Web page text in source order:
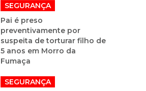
SEGURANÇA
Pai é preso
preventivamente por
suspeita de torturar filho de
5 anos em Morro da
Fumaça
SEGURANÇA